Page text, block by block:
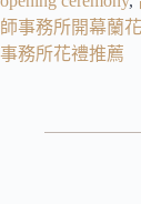
師事務所開幕蘭花
事務所花禮推薦